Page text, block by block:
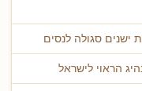
ישנים סגולה לנסים
הראוי לישראל